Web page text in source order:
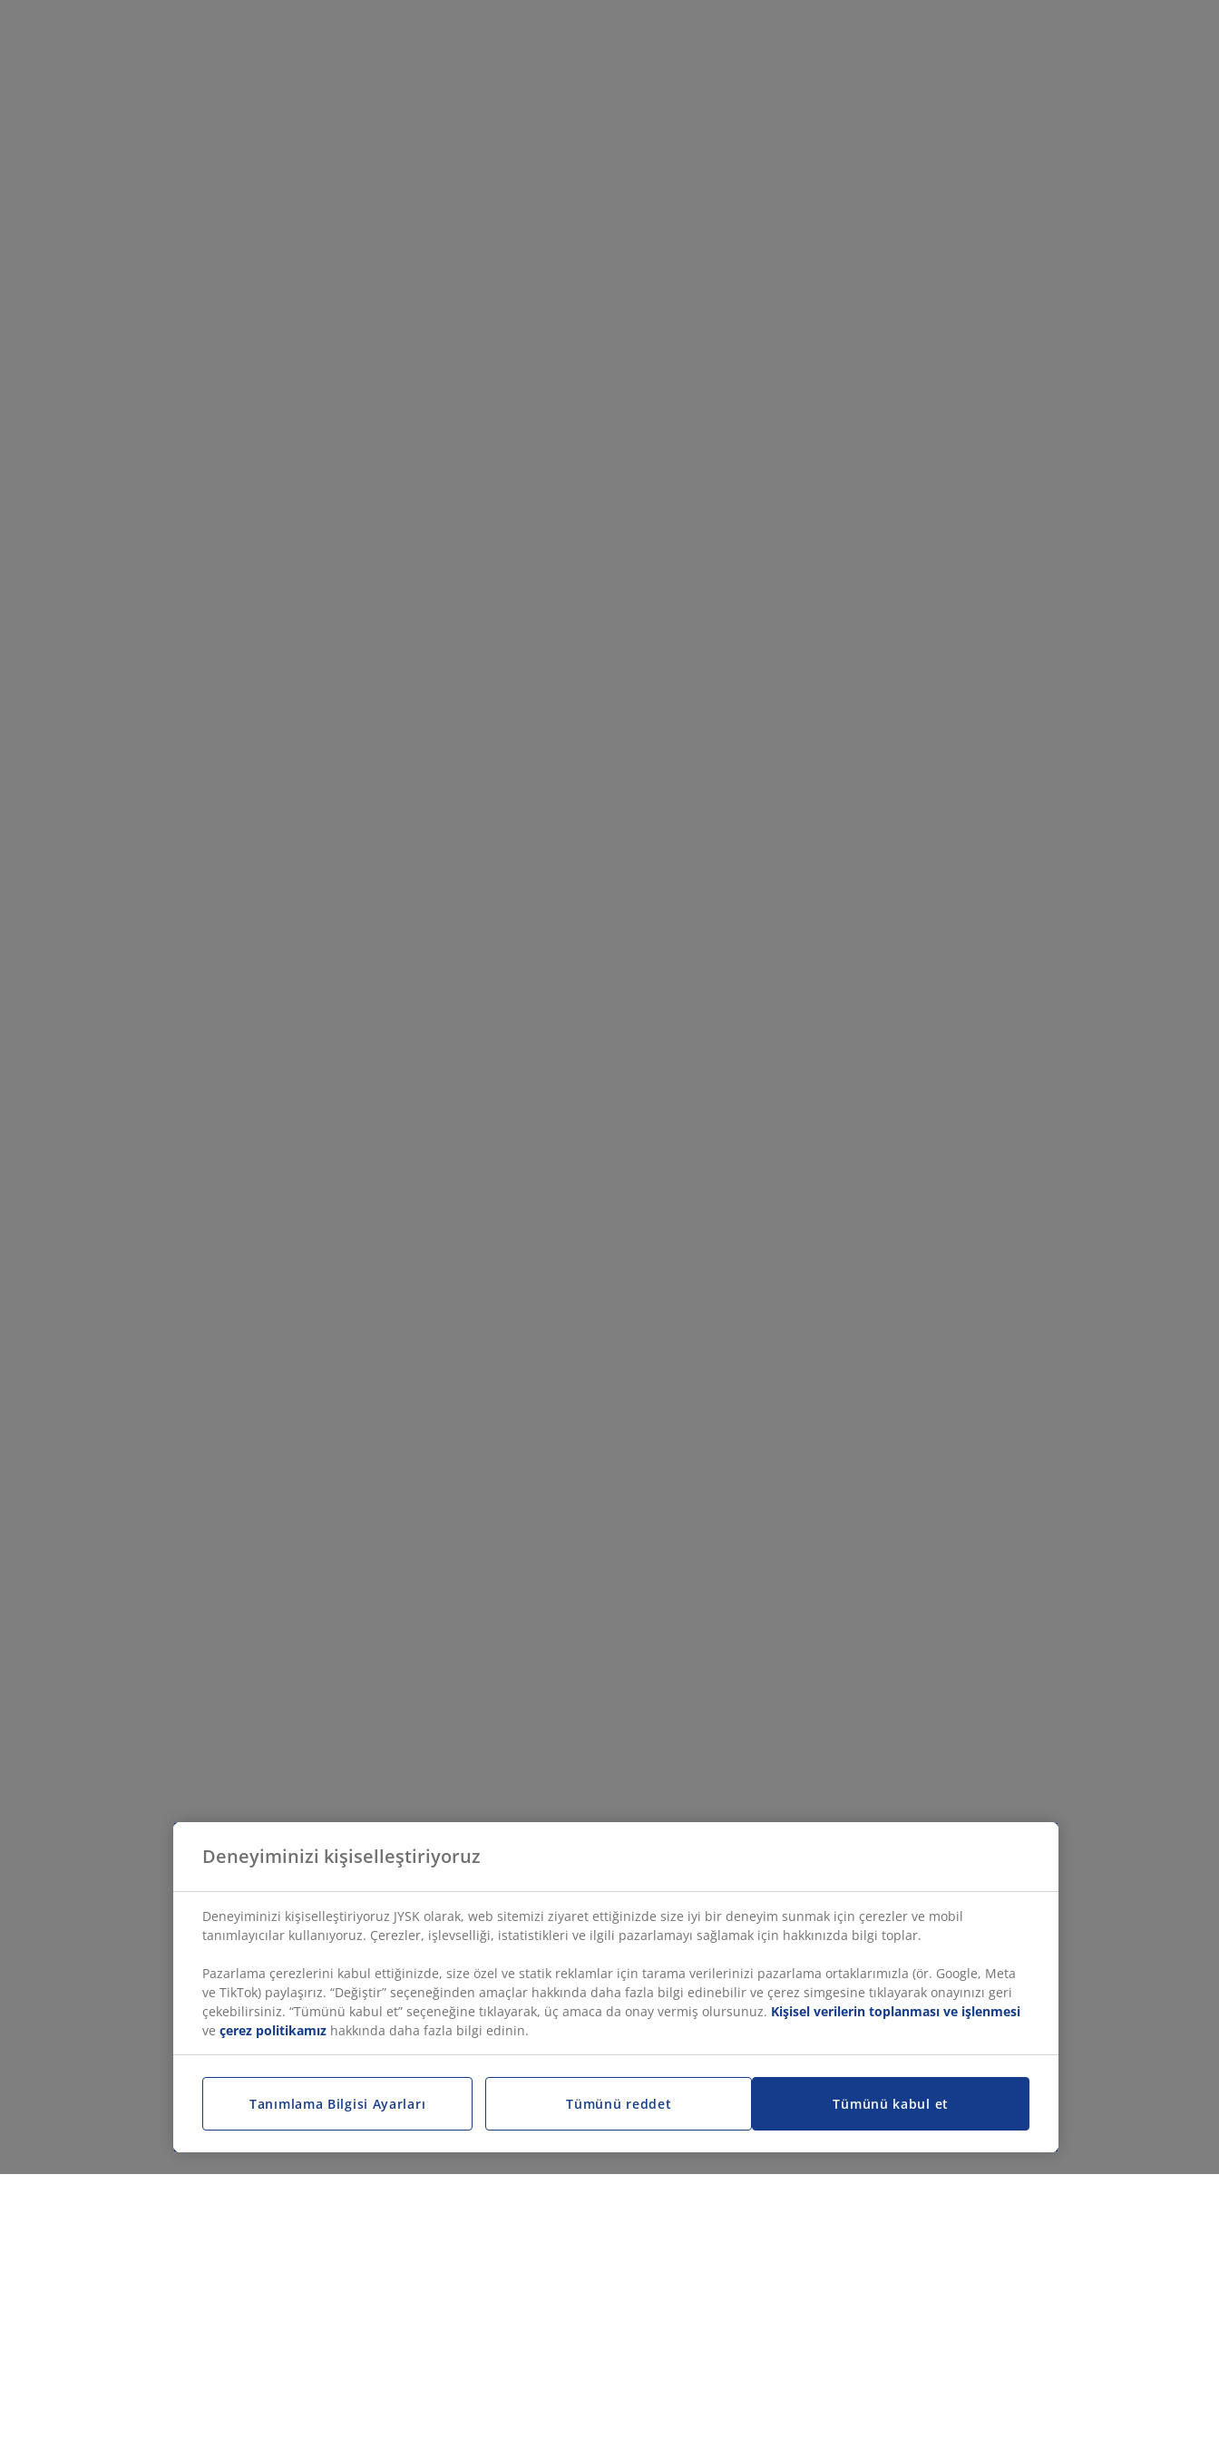
Deneyiminizi kişiselleştiriyoruz
Deneyiminizi kişiselleştiriyoruz JYSK olarak, web sitemizi ziyaret ettiğinizde size iyi bir deneyim sunmak için çerezler ve mobil
tanımlayıcılar kullanıyoruz. Çerezler, işlevselliği, istatistikleri ve ilgili pazarlamayı sağlamak için hakkınızda bilgi toplar.
Pazarlama çerezlerini kabul ettiğinizde, size özel ve statik reklamlar için tarama verilerinizi pazarlama ortaklarımızla (ör. Google, Meta
ve TikTok) paylaşırız. “Değiştir” seçeneğinden amaçlar hakkında daha fazla bilgi edinebilir ve çerez simgesine tıklayarak onayınızı geri
çekebilirsiniz. “Tümünü kabul et” seçeneğine tıklayarak, üç amaca da onay vermiş olursunuz. Kişisel verilerin toplanması ve işlenmesi
ve çerez politikamız hakkında daha fazla bilgi edinin.
Tümünü kabul et
Tanımlama Bilgisi Ayarları Tümünü reddet